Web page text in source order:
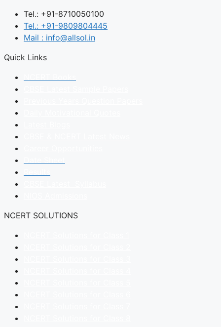
Tel.: +91-8710050100
Tel.: +91-9809804445
Mail : info@allsol.in
Quick Links
NCERT SOLUTIONS